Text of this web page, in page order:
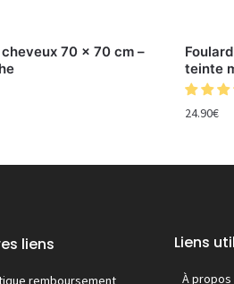
70 x 70 cm –
teinte
24.90€
liens
remboursement
Liens
À propos